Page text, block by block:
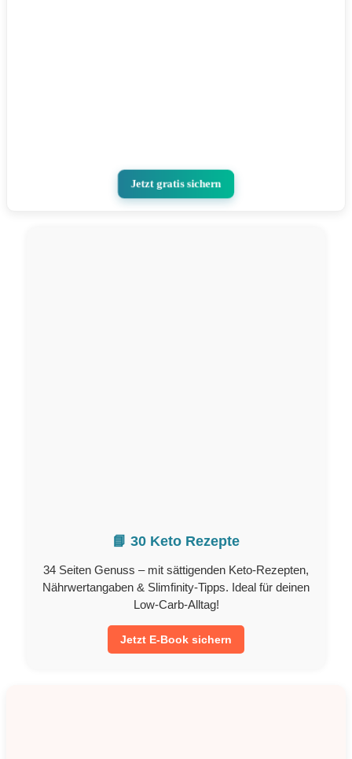
Jetzt gratis sichern
📘 30 Keto Rezepte
34 Seiten Genuss – mit sättigenden Keto-Rezepten,
Nährwertangaben & Slimfinity-Tipps. Ideal für deinen
Low-Carb-Alltag!
Jetzt E-Book sichern